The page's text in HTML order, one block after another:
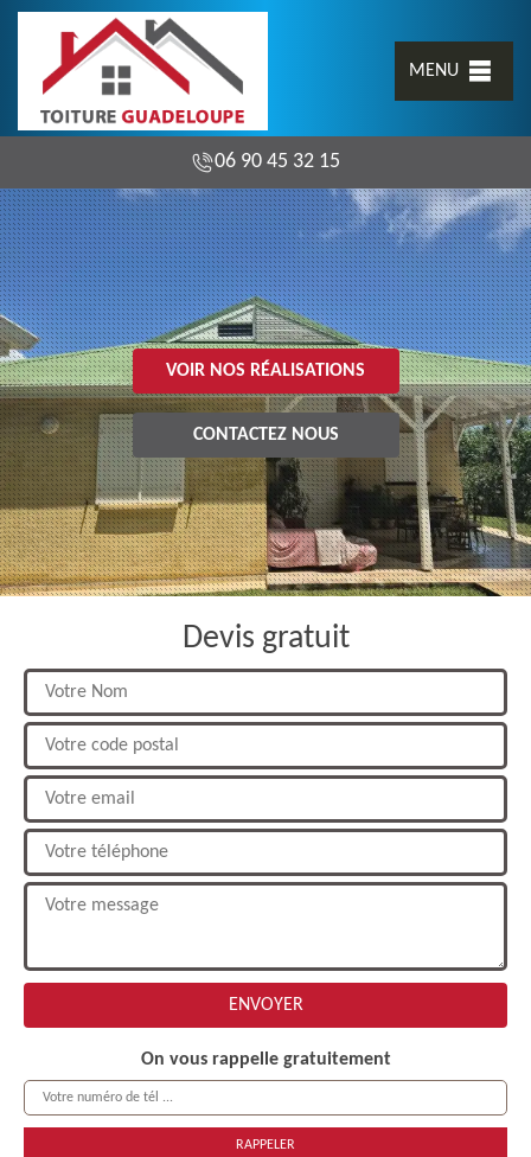
MENU
06 90 45 32 15
VOIR NOS RÉALISATIONS
CONTACTEZ NOUS
Devis gratuit
On vous rappelle gratuitement